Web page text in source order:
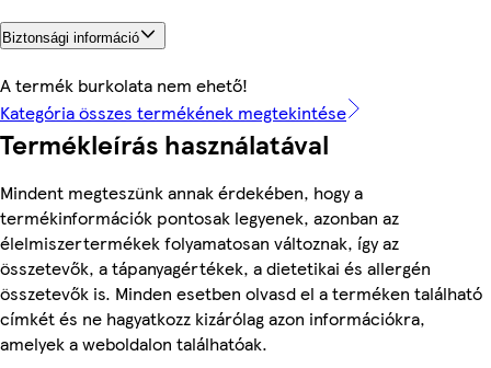
Biztonsági információ
A termék burkolata nem ehető!
Kategória összes termékének megtekintése
Termékleírás használatával
Mindent megteszünk annak érdekében, hogy a
termékinformációk pontosak legyenek, azonban az
élelmiszertermékek folyamatosan változnak, így az
összetevők, a tápanyagértékek, a dietetikai és allergén
összetevők is. Minden esetben olvasd el a terméken található
címkét és ne hagyatkozz kizárólag azon információkra,
amelyek a weboldalon találhatóak.